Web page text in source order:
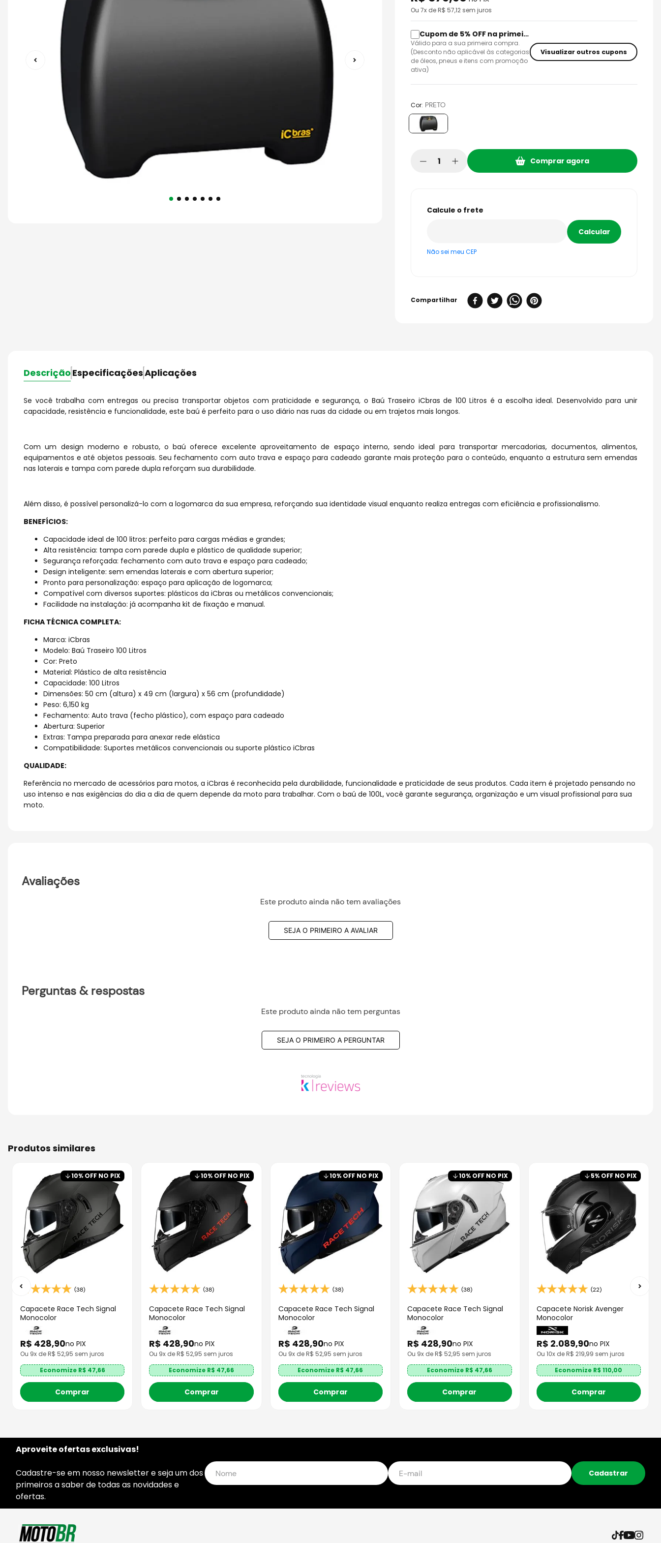
Ou7x de R$57,12 sem juros
Cupom de 5% OFF na primeira compra
Válido para a sua primeira compra.
(Desconto não aplicável às categorias
de óleos, pneus e itens com promoção
ativa)
Visualizar outros cupons
Cor: PRETO
Comprar agora
Não sei meu CEP
Descrição EspecificaçõesAplicações
Se você trabalha com entregas ou precisa transportar objetos com praticidade e segurança, o Baú Traseiro iCbras de 100 Litros é a escolha ideal. Desenvolvido para unir
capacidade, resistência e funcionalidade, este baú é perfeito para o uso diário nas ruas da cidade ou em trajetos mais longos.
Com um design moderno e robusto, o baú oferece excelente aproveitamento de espaço interno, sendo ideal para transportar mercadorias, documentos, alimentos,
equipamentos e até objetos pessoais. Seu fechamento com auto trava e espaço para cadeado garante mais proteção para o conteúdo, enquanto a estrutura sem emendas
nas laterais e tampa com parede dupla reforçam sua durabilidade.
Além disso, é possível personalizá-lo com a logomarca da sua empresa, reforçando sua identidade visual enquanto realiza entregas com eficiência e profissionalismo.
BENEFÍCIOS:
Capacidade ideal de 100 litros: perfeito para cargas médias e grandes;
Alta resistência: tampa com parede dupla e plástico de qualidade superior;
Segurança reforçada: fechamento com auto trava e espaço para cadeado;
Design inteligente: sem emendas laterais e com abertura superior;
Pronto para personalização: espaço para aplicação de logomarca;
Compatível com diversos suportes: plásticos da iCbras ou metálicos convencionais;
Facilidade na instalação: já acompanha kit de fixação e manual.
FICHA TÉCNICA COMPLETA:
Marca: iCbras
Modelo: Baú Traseiro 100 Litros
Cor: Preto
Material: Plástico de alta resistência
Capacidade: 100 Litros
Dimensões: 50 cm (altura) x 49 cm (largura) x 56 cm (profundidade)
Peso: 6,150 kg
Fechamento: Auto trava (fecho plástico), com espaço para cadeado
Abertura: Superior
Extras: Tampa preparada para anexar rede elástica
Compatibilidade: Suportes metálicos convencionais ou suporte plástico iCbras
QUALIDADE:
Referência no mercado de acessórios para motos, a iCbras é reconhecida pela durabilidade, funcionalidade e praticidade de seus produtos. Cada item é projetado pensando no
uso intenso e nas exigências do dia a dia de quem depende da moto para trabalhar. Com o baú de 100L, você garante segurança, organização e um visual profissional para sua
moto.
Avaliações
Este produto ainda não tem avaliações
SEJA O PRIMEIRO A AVALIAR
Perguntas & respostas
Este produto ainda não tem perguntas
SEJA O PRIMEIRO A PERGUNTAR
produtos similares
10% OFF NO PIX
(38)
Capacete Race Tech Signal
Monocolor
R$ 428,90no PIX
Ou 9x de R$ 52,95 sem juros
Economize R$ 47,66
Comprar
10% OFF NO PIX
(38)
Capacete Race Tech Signal
Monocolor
R$ 428,90no PIX
Ou 9x de R$52,95 sem juros
Economize R$ 47,66
Comprar
10% OFF NO PIX
(38)
Capacete Race Tech Signal
Monocolor
R$ 428,90no PIX
Ou 9x de R$ 52,95 sem juros
Economize R$ 47,66
Comprar
10% OFF NO PIX
(38)
Capacete Race Tech Signal
Monocolor
R$ 428,90no PIX
Ou 9x de R$52,95 sem juros
Economize R$ 47,66
Comprar
5% OFF NO PIX
(22)
Capacete Norisk Avenger
Monocolor
R$ 2.089,90no PIX
Ou 10x de R$ 219,99 sem juros
Economize R$110,00
Comprar
Aproveite ofertas exclusivas!
Cadastre-se em nosso newsletter e seja um dos
primeiros a saber de todas as novidades e
ofertas.
Cadastrar